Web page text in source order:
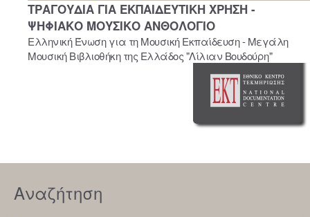
ΤΡΑΓΟΥΔΙΑ ΓΙΑ ΕΚΠΑΙΔΕΥΤΙΚΗ ΧΡΗΣΗ -
ΨΗΦΙΑΚΟ ΜΟΥΣΙΚΟ ΑΝΘΟΛΟΓΙΟ
Ελληνική Ένωση για τη Μουσική Εκπαίδευση - Μεγάλη
Μουσική Βιβλιοθήκη της Ελλάδος "Λίλιαν Βουδούρη"
Αναζήτηση